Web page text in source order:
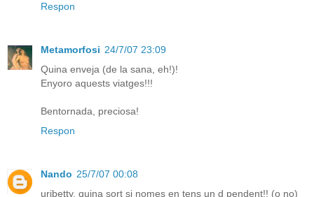
Respon
Metamorfosi 24/7/07 23:09
Quina enveja (de la sana, eh!)!
Enyoro aquests viatges!!!
Bentornada, preciosa!
Respon
Nando 25/7/07 00:08
uribetty, quina sort si nomes en tens un d pendent!! (o no)